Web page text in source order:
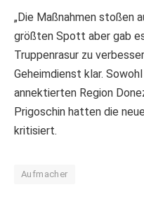
„Die Maßnahmen stoßen
größten Spott aber gab
Truppenrasur zu
Geheimdienst klar.
annektierten Region
Prigoschin hatten die
kritisiert.
Aufmacher